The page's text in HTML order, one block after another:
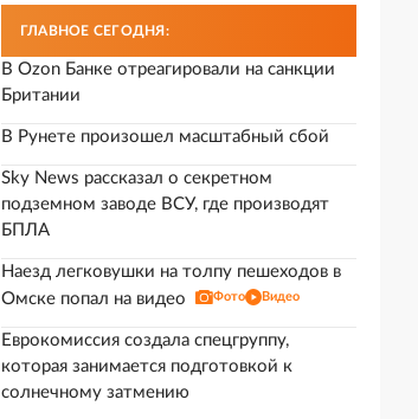
ГЛАВНОЕ СЕГОДНЯ:
В Ozon Банке отреагировали на санкции
Британии
В Рунете произошел масштабный сбой
Sky News рассказал о секретном
подземном заводе ВСУ, где производят
БПЛА
Наезд легковушки на толпу пешеходов в
Омске попал на видео
Фото Видео
Еврокомиссия создала спецгруппу,
которая занимается подготовкой к
солнечному затмению